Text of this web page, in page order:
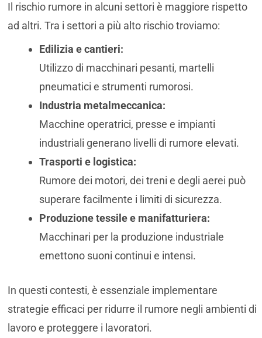
Il rischio rumore in alcuni settori è maggiore rispetto
ad altri. Tra i settori a più alto rischio troviamo:
Edilizia e cantieri:
Utilizzo di macchinari pesanti, martelli
pneumatici e strumenti rumorosi.
Industria metalmeccanica:
Macchine operatrici, presse e impianti
industriali generano livelli di rumore elevati.
Trasporti e logistica:
Rumore dei motori, dei treni e degli aerei può
superare facilmente i limiti di sicurezza.
Produzione tessile e manifatturiera:
Macchinari per la produzione industriale
emettono suoni continui e intensi.
In questi contesti, è essenziale implementare
strategie efficaci per ridurre il rumore negli ambienti di
lavoro e proteggere i lavoratori.